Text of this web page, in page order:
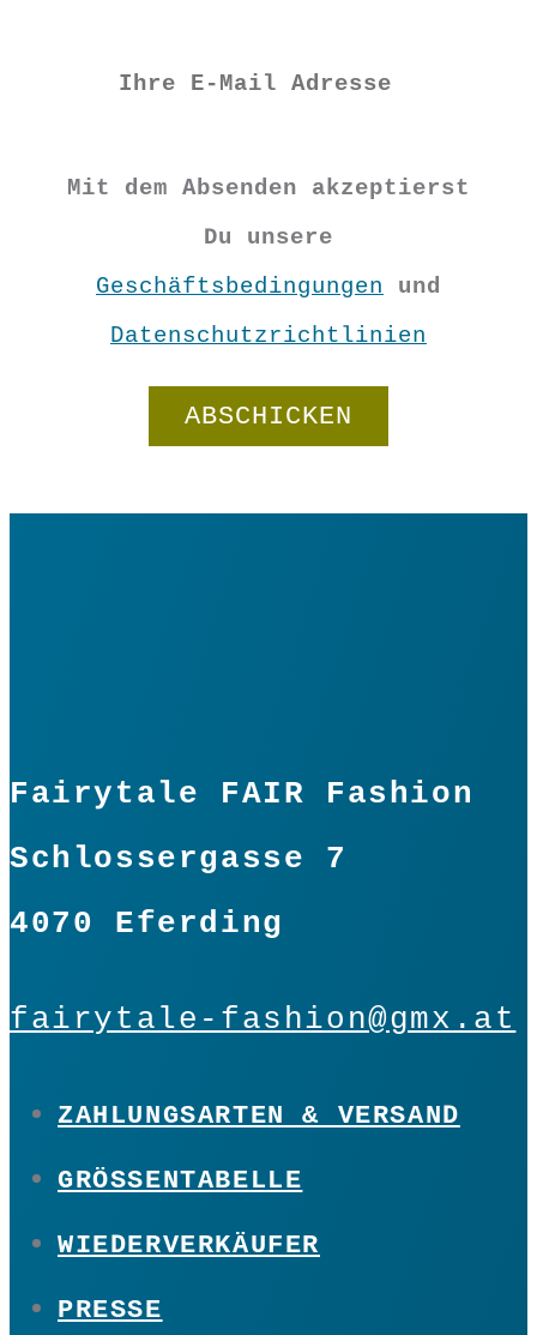
Mit dem Absenden akzeptierst
Du unsere
Geschäftsbedingungen und
Datenschutzrichtlinien
Fairytale FAIR Fashion
Schlossergasse 7
4070 Eferding
fairytale-fashion@gmx.at
ZAHLUNGSARTEN & VERSAND
GRÖSSENTABELLE
WIEDERVERKÄUFER
PRESSE